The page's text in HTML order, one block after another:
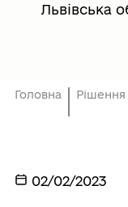
Львівська
Головна Рішення
02/02/2023